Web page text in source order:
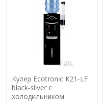
Кулер Ecotronic K21-LF
black-silver с
холодильником